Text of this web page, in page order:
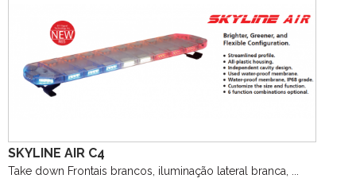
SKYLINE AIR C4
Take down Frontais brancos, iluminação lateral branca, ...